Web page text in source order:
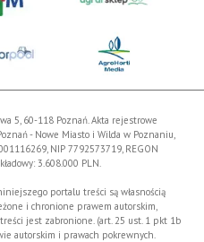
5, 60-118 Poznań. Akta rejestrowe
- Nowe Miasto i Wilda w Poznaniu,
NIP 7792573719, REGON
3.608.000 PLN.
portalu treści są własnością
i chronione prawem autorskim,
jest zabronione. (art. 25 ust. 1 pkt 1b
autorskim i prawach pokrewnych.